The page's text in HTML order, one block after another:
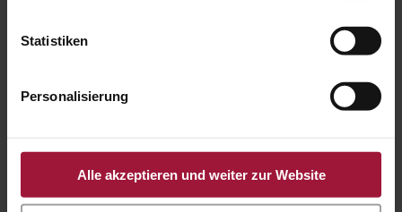
Statistiken
Personalisierung
Alle akzeptieren und weiter zur Website
Sâ. între orele 8:00 -13:00